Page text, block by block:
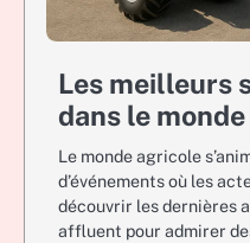
Les meilleurs
dans le monde
Le monde agricole
d’événements où les
découvrir les dernières
affluent pour admirer